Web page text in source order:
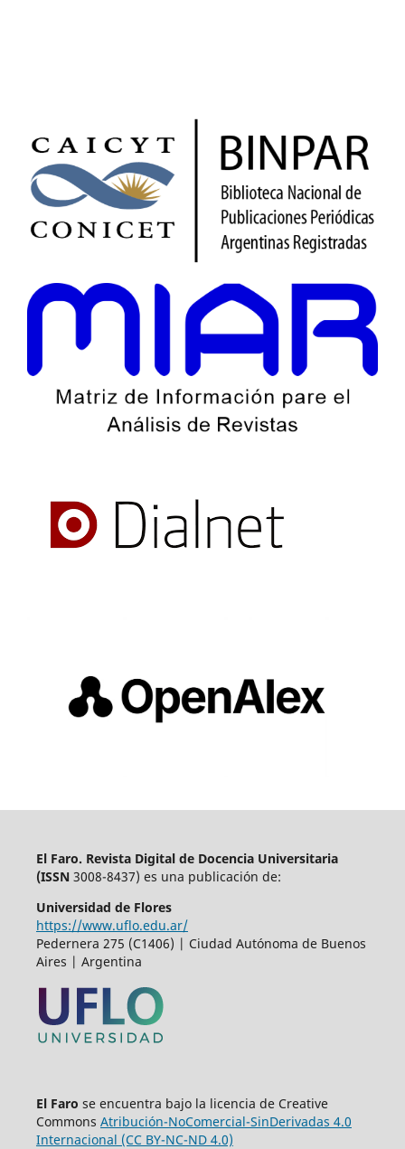
El Faro. Revista Digital de Docencia Universitaria
(ISSN 3008-8437) es una publicación de:
Universidad de Flores
https://www.uflo.edu.ar/
Pedernera 275 (C1406) | Ciudad Autónoma de Buenos
Aires | Argentina
El Faro se encuentra bajo la licencia de Creative
Commons Atribución-NoComercial-SinDerivadas 4.0
Internacional (CC BY-NC-ND 4.0)